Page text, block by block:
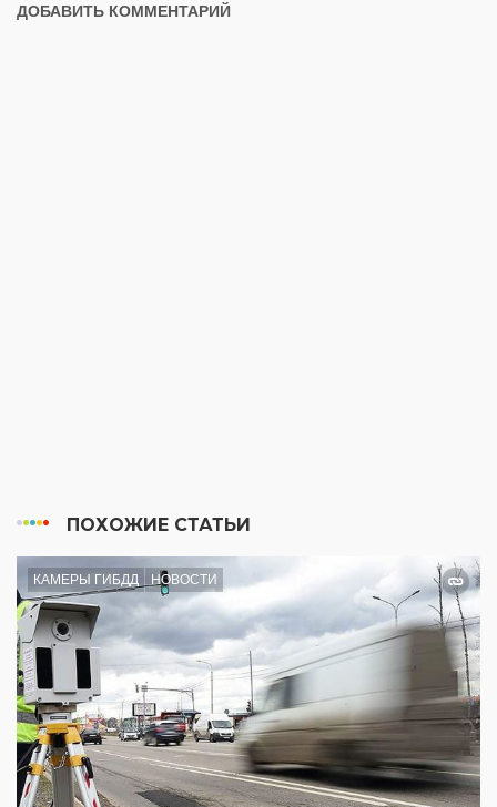
ДОБАВИТЬ КОММЕНТАРИЙ
ПОХОЖИЕ СТАТЬИ
КАМЕРЫ ГИБДД НОВОСТИ